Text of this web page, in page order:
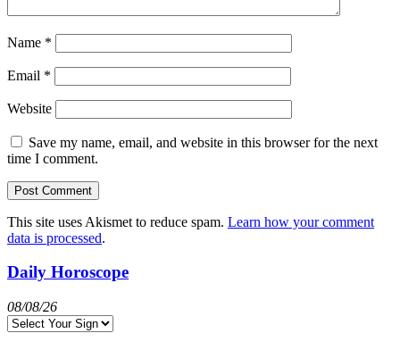
Name *
Email *
Website
Save my name, email, and website in this browser for the next
time I comment.
This site uses Akismet to reduce spam. Learn how your comment
data is processed.
Daily Horoscope
08/08/26